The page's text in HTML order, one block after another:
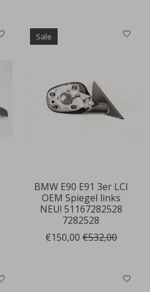
Sale
BMW E90 E91 3er LCI
OEM Spiegel links
NEU! 51167282528
7282528
€150,00 €532,00